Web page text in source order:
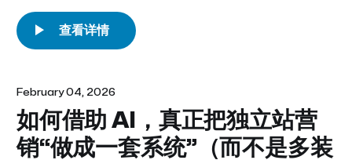
势。 随着 ChatGPT、Perplexity 和谷歌 AI 模式的不断发
展，它们不仅改变了用户查找信息的方式，也改变了哪些信息
导致以下后果： * 当 LLM 按需抓取答案时，您的内容会被跳
过，而优先显示竞争对手的页面。 * 您的品牌将被排除在下一
次模型更新之外，这意味着在 AI 生成的回复中，您的品牌将
错失数月（或数年）的曝光机会。 * 你的 SEO 渠道停滞不
如何借助 AI，真正把独立站营
销“做成一套系统”（而不是多装
February 04, 2026